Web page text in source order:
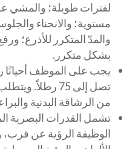
لفترات طويلة؛ والمشي
مستوية؛ والانحناء
والمدّ المتكرر للأذرع؛
بشكل متكرر.
يجب على الموظف أحيانًا
تصل إلى 75
من الرشاقة البدنية
تشمل القدرات البصرية
الوظيفة الرؤية عن قرب،